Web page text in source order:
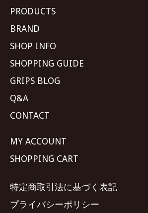
PRODUCTS
BRAND
SHOP INFO
SHOPPING GUIDE
GRIPS BLOG
Q&A
CONTACT
MY ACCOUNT
SHOPPING CART
特定商取引法に基づく表記
プライバシーポリシー